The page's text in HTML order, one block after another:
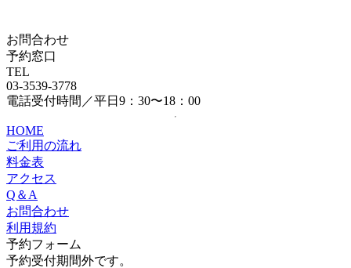
お問合わせ
予約窓口
TEL
03-3539-3778
電話受付時間／平日9：30〜18：00
HOME
ご利用の流れ
料金表
アクセス
Q＆A
お問合わせ
利用規約
予約フォーム
予約受付期間外です。